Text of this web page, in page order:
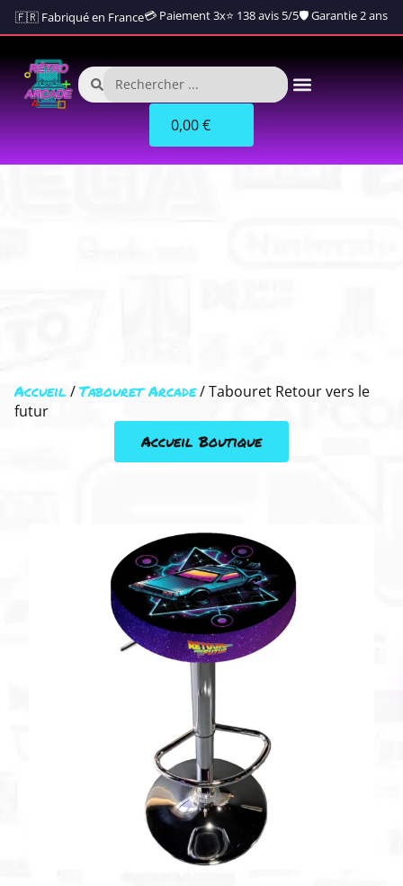
🇫🇷 Fabriqué en France💳 Paiement 3x⭐ 138 avis 5/5🛡️ Garantie 2 ans
0,00€
Accueil /Tabouret Arcade/ Tabouret Retour vers le
futur
Accueil Boutique